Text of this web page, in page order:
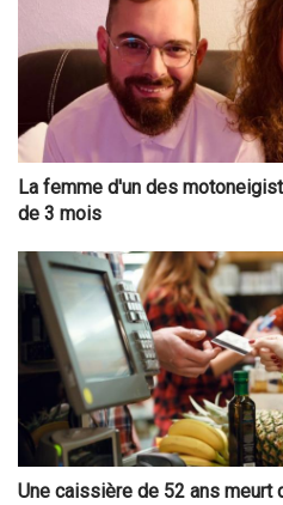
La femme d'un des
de 3 mois
Une caissière de 52 ans meurt